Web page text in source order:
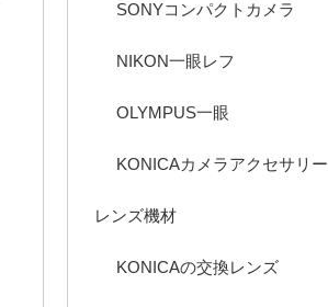
SONYコンパクトカメラ
NIKON一眼レフ
OLYMPUS一眼
KONICAカメラアクセサリー
レンズ機材
KONICAの交換レンズ